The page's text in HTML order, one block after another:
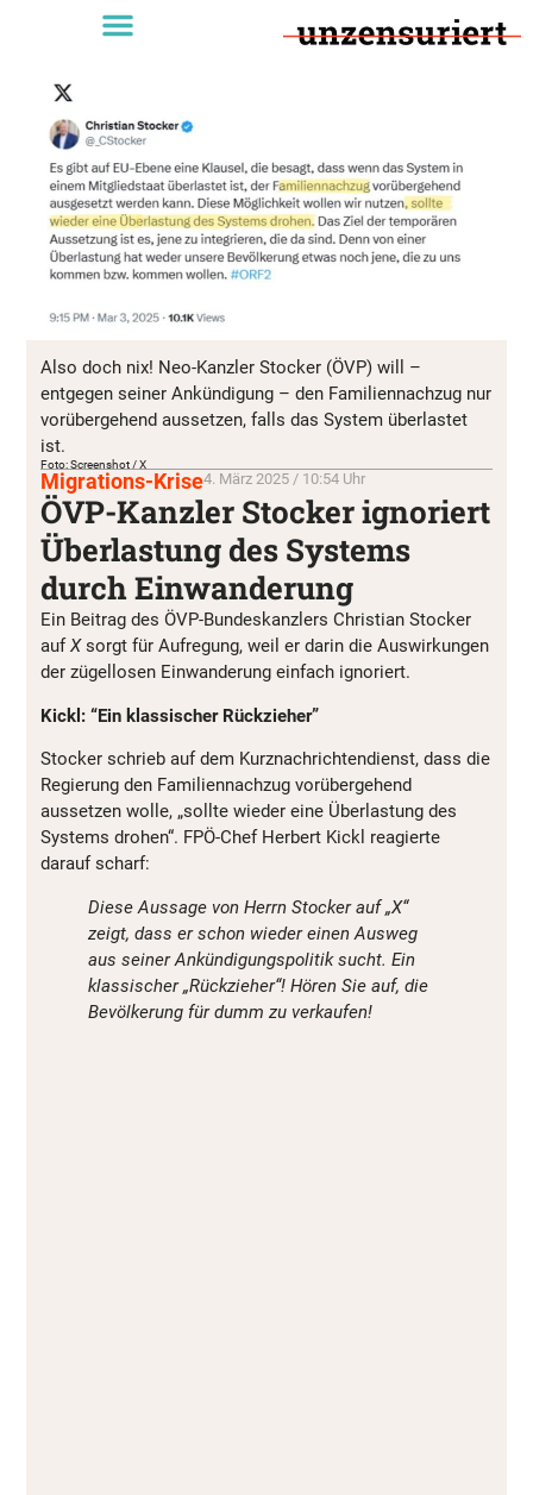
Also doch nix! Neo-Kanzler Stocker (ÖVP) will –
entgegen seiner Ankündigung – den Familiennachzug nur
vorübergehend aussetzen, falls das System überlastet
ist.
Foto: Screenshot / X
Migrations-Krise4. März 2025 / 10:54 Uhr
ÖVP-Kanzler Stocker ignoriert
Überlastung des Systems
durch Einwanderung
Ein Beitrag des ÖVP-Bundeskanzlers Christian Stocker
aufXsorgt für Aufregung, weil er darin die Auswirkungen
der zügellosen Einwanderung einfach ignoriert.
Kickl: “Ein klassischer Rückzieher”
Stocker schrieb auf dem Kurznachrichtendienst, dass die
Regierung den Familiennachzug vorübergehend
aussetzen wolle, „sollte wieder eine Überlastung des
Systems drohen“. FPÖ-Chef Herbert Kickl reagierte
darauf scharf:
Diese Aussage von Herrn Stocker auf „X“
zeigt, dass er schon wieder einen Ausweg
aus seiner Ankündigungspolitik sucht. Ein
klassischer „Rückzieher“! Hören Sie auf, die
Bevölkerung für dumm zu verkaufen!